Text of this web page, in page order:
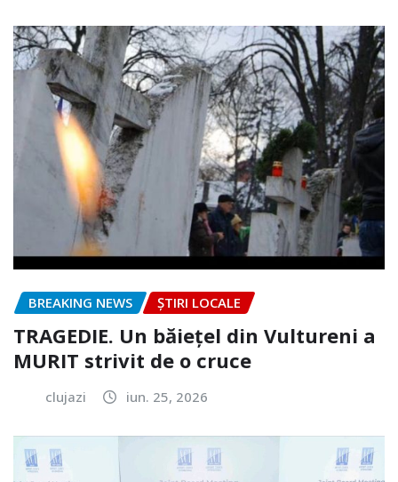
BREAKING NEWS ȘTIRI LOCALE
TRAGEDIE. Un băiețel din Vultureni a
MURIT strivit de o cruce
clujazi iun. 25, 2026